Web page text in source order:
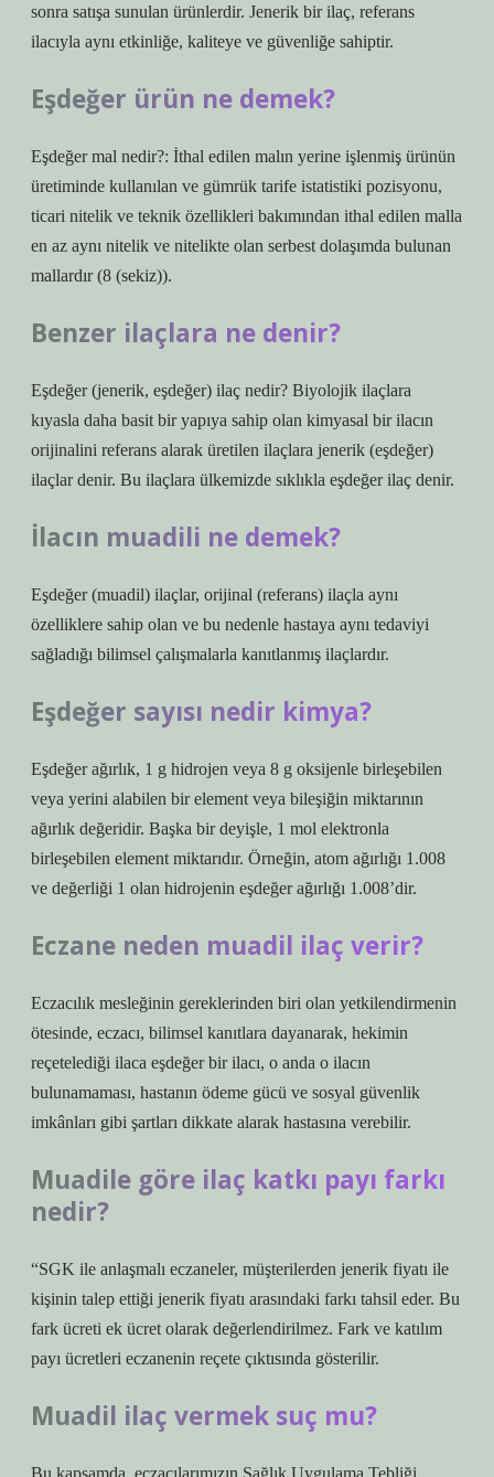
sonra satışa sunulan ürünlerdir. Jenerik bir ilaç, referans
ilacıyla aynı etkinliğe, kaliteye ve güvenliğe sahiptir.
Eşdeğer ürün ne demek?
Eşdeğer mal nedir?: İthal edilen malın yerine işlenmiş ürünün
üretiminde kullanılan ve gümrük tarife istatistiki pozisyonu,
ticari nitelik ve teknik özellikleri bakımından ithal edilen malla
en az aynı nitelik ve nitelikte olan serbest dolaşımda bulunan
mallardır (8 (sekiz)).
Benzer ilaçlara ne denir?
Eşdeğer (jenerik, eşdeğer) ilaç nedir? Biyolojik ilaçlara
kıyasla daha basit bir yapıya sahip olan kimyasal bir ilacın
orijinalini referans alarak üretilen ilaçlara jenerik (eşdeğer)
ilaçlar denir. Bu ilaçlara ülkemizde sıklıkla eşdeğer ilaç denir.
İlacın muadili ne demek?
Eşdeğer (muadil) ilaçlar, orijinal (referans) ilaçla aynı
özelliklere sahip olan ve bu nedenle hastaya aynı tedaviyi
sağladığı bilimsel çalışmalarla kanıtlanmış ilaçlardır.
Eşdeğer sayısı nedir kimya?
Eşdeğer ağırlık, 1 g hidrojen veya 8 g oksijenle birleşebilen
veya yerini alabilen bir element veya bileşiğin miktarının
ağırlık değeridir. Başka bir deyişle, 1 mol elektronla
birleşebilen element miktarıdır. Örneğin, atom ağırlığı 1.008
ve değerliği 1 olan hidrojenin eşdeğer ağırlığı 1.008’dir.
Eczane neden muadil ilaç verir?
Eczacılık mesleğinin gereklerinden biri olan yetkilendirmenin
ötesinde, eczacı, bilimsel kanıtlara dayanarak, hekimin
reçetelediği ilaca eşdeğer bir ilacı, o anda o ilacın
bulunamaması, hastanın ödeme gücü ve sosyal güvenlik
imkânları gibi şartları dikkate alarak hastasına verebilir.
Muadile göre ilaç katkı payı farkı
nedir?
“SGK ile anlaşmalı eczaneler, müşterilerden jenerik fiyatı ile
kişinin talep ettiği jenerik fiyatı arasındaki farkı tahsil eder. Bu
fark ücreti ek ücret olarak değerlendirilmez. Fark ve katılım
payı ücretleri eczanenin reçete çıktısında gösterilir.
Muadil ilaç vermek suç mu?
Bu kapsamda, eczacılarımızın Sağlık Uygulama Tebliği